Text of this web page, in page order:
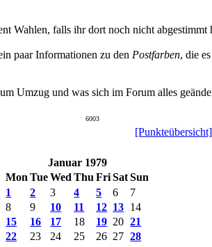
Wahlen, falls ihr dort noch nicht abgestimmt
paar Informationen zu den Postfarben, die
Umzug und was sich im Forum alles
6003
[Punkteübersicht]
Januar 1979
Mon TueWed Thu FriSatSun
1
2 3 4 5 6
7
8
9 10 11 12 13 14
15
16 17 18 19 20 21
22
23 24 25 26 27 28